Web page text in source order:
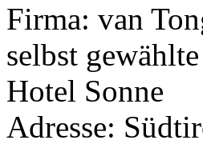
Firma: van
selbst
Hotel Sonne
Adresse: